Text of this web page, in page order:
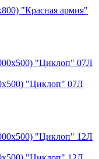
"Красная армия"
"Циклоп" 07Л